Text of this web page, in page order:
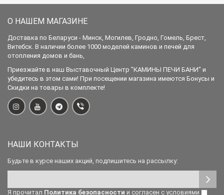
О НАШЕМ МАГАЗИНЕ
Доставка по Беларуси - Минск, Могилев, Гродно, Гомель, Брест,
Витебск. В наличии более 1000 моделей каминов и печей для
отопления домов и бань,
Приезжайте в наш Выставочный Центр "КАМИНЫ ПЕЧИ БАНИ" и
убедитесь в этом сами! При посещении магазина имеются Бонусы и
Скидки на товары в комплекте!
НАШИ КОНТАКТЫ
Будьте в курсе наших акций, подпишитесь на рассылку:
Я прочитал Политика безопасности и согласен с условиями